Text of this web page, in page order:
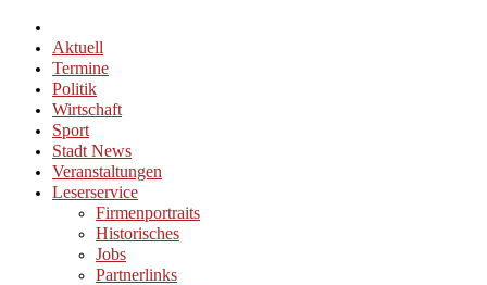
Aktuell
Termine
Politik
Wirtschaft
Sport
Stadt News
Veranstaltungen
Leserservice
Firmenportraits
Historisches
Jobs
Partnerlinks